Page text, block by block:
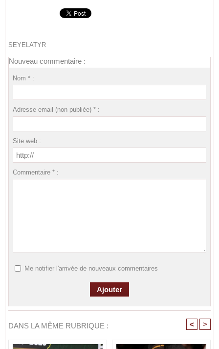
SEYELATYR
Nouveau commentaire :
Nom * :
Adresse email (non publiée) * :
Site web :
Commentaire * :
Me notifier l'arrivée de nouveaux commentaires
DANS LA MÊME RUBRIQUE : < >